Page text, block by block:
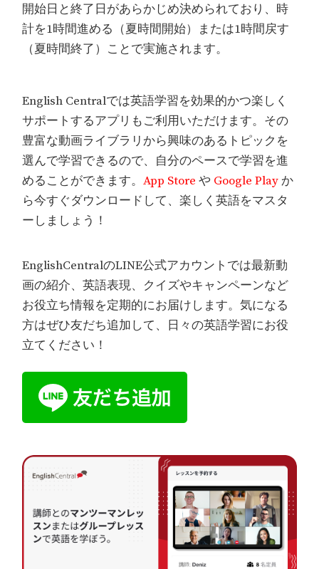
開始日と終了日があらかじめ決められており、時
計を1時間進める（夏時間開始）または1時間戻す
（夏時間終了）ことで実施されます。
English Centralでは英語学習を効果的かつ楽しく
サポートするアプリもご利用いただけます。その
豊富な動画ライブラリから興味のあるトピックを
選んで学習できるので、自分のペースで学習を進
めることができます。App Store や Google Playか
ら今すぐダウンロードして、楽しく英語をマスタ
ーしましょう！
EnglishCentralのLINE公式アカウントでは最新動
画の紹介、英語表現、クイズやキャンペーンなど
お役立ち情報を定期的にお届けします。気になる
方はぜひ友だち追加して、日々の英語学習にお役
立てください！